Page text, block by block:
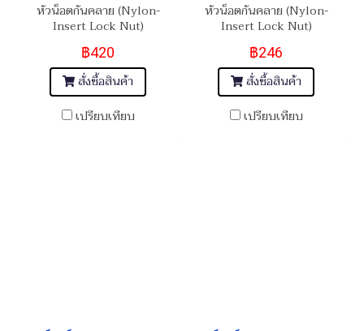
หัวน็อตกันคลาย (Nylon-
Insert Lock Nut)
฿420
สั่งซื้อสินค้า
เปรียบเทียบ
หัวน็อตกันคลาย (Nylon-
Insert Lock Nut)
฿246
สั่งซื้อสินค้า
เปรียบเทียบ